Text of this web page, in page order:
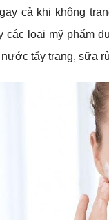
cả khi không
các loại mỹ phẩm
tẩy trang, sữa